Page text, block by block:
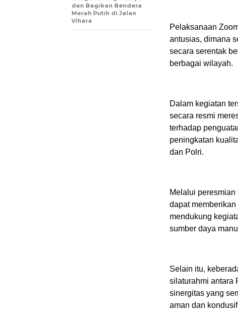
Pelaksanaan
antusias, dimana
secara serentak
berbagai wilayah.
Dalam kegiatan
secara resmi
terhadap
peningkatan
dan Polri.
Melalui
dapat
mendukung
sumber daya
Selain itu,
silaturahmi antara
sinergitas yang
aman dan
dan Bagikan Bendera
Merah Putih di Jalan
Vihara